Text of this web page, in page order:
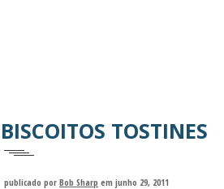
BISCOITOS TOSTINES
publicado por Bob Sharp em junho 29, 2011